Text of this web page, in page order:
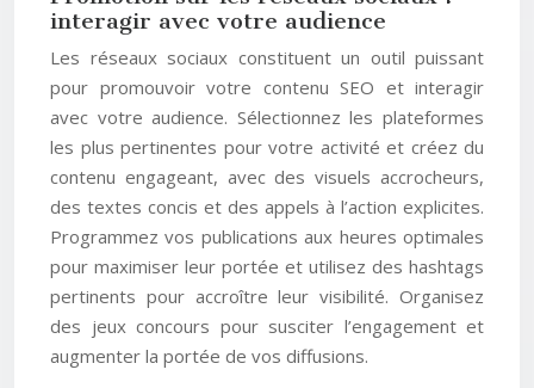
interagir avec votre audience
Les réseaux sociaux constituent un outil puissant
pour promouvoir votre contenu SEO et interagir
avec votre audience. Sélectionnez les plateformes
les plus pertinentes pour votre activité et créez du
contenu engageant, avec des visuels accrocheurs,
des textes concis et des appels à l’action explicites.
Programmez vos publications aux heures optimales
pour maximiser leur portée et utilisez des hashtags
pertinents pour accroître leur visibilité. Organisez
des jeux concours pour susciter l’engagement et
augmenter la portée de vos diffusions.